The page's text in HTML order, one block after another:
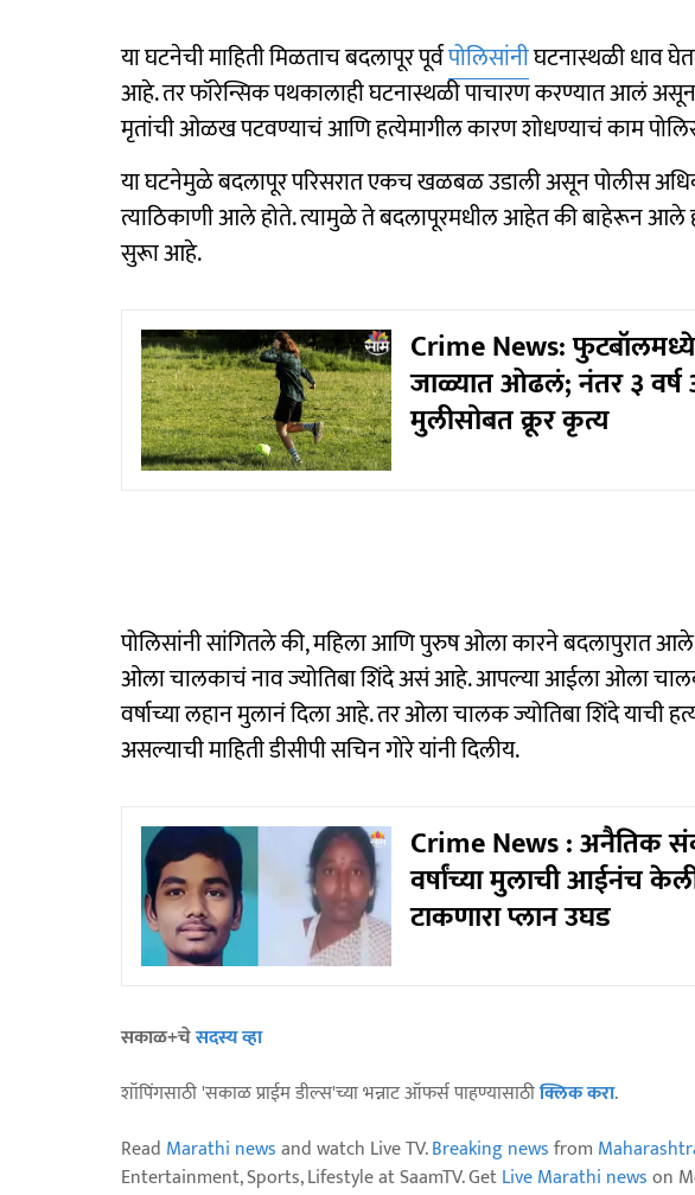
या घटनेची माहिती मिळताच बदलापूर पूर्वपोलिसांनीघटनास्थळी धाव
आहे. तर फॉरेन्सिक पथकालाही घटनास्थळी पाचारण करण्यात आलं
मृतांची ओळख पटवण्याचं आणि हत्येमागील कारण शोधण्याचं काम
या घटनेमुळे बदलापूर परिसरात एकच खळबळ उडाली असून पोलीस
त्याठिकाणी आले होते. त्यामुळे ते बदलापूरमधील आहेत की बाहेरून आले
सुरूा आहे.
Crime News:
जाळ्यात ओढलं; नंतर ३ वर्ष
मुलीसोबत क्रूर कृत्य
पोलिसांनी सांगितले की, महिला आणि पुरुष ओला कारने बदलापुरात
ओला चालकाचं नाव ज्योतिबा शिंदे असं आहे. आपल्या आईला ओला
वर्षाच्या लहान मुलानं दिला आहे. तर ओला चालक ज्योतिबा शिंदे याची
असल्याची माहिती डीसीपी सचिन गोरे यांनी दिलीय.
Crime News : अनैतिक
वर्षांच्या मुलाची आईनंच
टाकणारा प्लान उघड
सकाळ+चेसदस्य व्हा
शॉपिंगसाठी 'सकाळ प्राईम डील्स'च्या भन्नाट ऑफर्स पाहण्यासाठीक्लिक करा.
Read Marathi newsand watch Live TV.Breaking newsfrom
Entertainment, Sports, Lifestyle at SaamTV. GetLive Marathi newson